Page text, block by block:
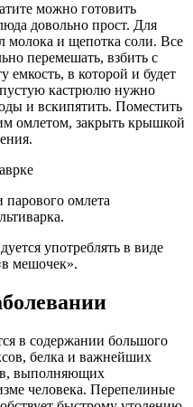
можно готовить
довольно прост. Для
молока и щепотка соли. Все
перемешать, взбить с
в которой и будет
пустую кастрюлю нужно
и вскипятить. Поместить
омлетом, закрыть крышкой
парового омлета
употреблять в виде
мешочек».
в содержании большого
белка и важнейших
выполняющих
человека. Перепелиные